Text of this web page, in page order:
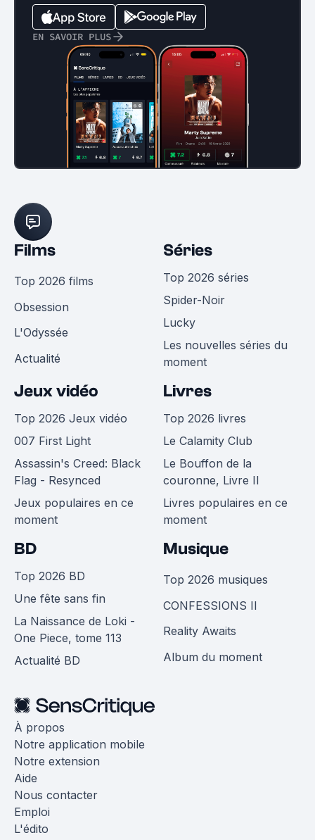
EN SAVOIR PLUS
Films
Top 2026 films
Obsession
L'Odyssée
Actualité
Séries
Top 2026 séries
Spider-Noir
Lucky
Les nouvelles séries du
moment
Jeux vidéo
Top 2026 Jeux vidéo
007 First Light
Assassin's Creed: Black
Flag - Resynced
Jeux populaires en ce
moment
Livres
Top 2026 livres
Le Calamity Club
Le Bouffon de la
couronne, Livre II
Livres populaires en ce
moment
BD
Top 2026 BD
Une fête sans fin
La Naissance de Loki -
One Piece, tome 113
Actualité BD
Musique
Top 2026 musiques
CONFESSIONS II
Reality Awaits
Album du moment
À propos
Notre application mobile
Notre extension
Aide
Nous contacter
Emploi
L'édito